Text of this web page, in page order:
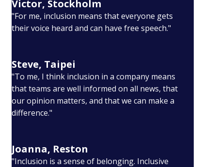
Victor, Stockholm
"For me, inclusion means that everyone gets
their voice heard and can have free speech."
Steve, Taipei
"To me, I think inclusion in a company means
that teams are well informed on all news, that
our opinion matters, and that we can make a
difference."
Joanna, Reston
"Inclusion is a sense of belonging. Inclusive